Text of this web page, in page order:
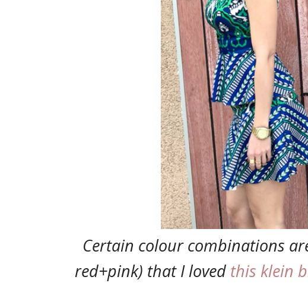
Certain colour combinations
red+pink) that I loved this klein